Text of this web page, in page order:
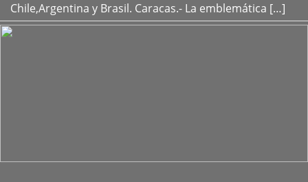
Chile,Argentina y Brasil. Caracas.- La emblemática […]